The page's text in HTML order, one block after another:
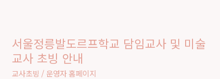
서울정릉발도르프학교 담임교사 및 미술
교사 초빙 안내
교사초빙 / 운영자 홈페이지
서
울
정